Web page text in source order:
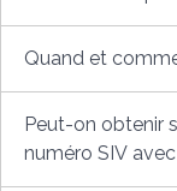
Quand et
Peut-on obtenir
numéro SIV